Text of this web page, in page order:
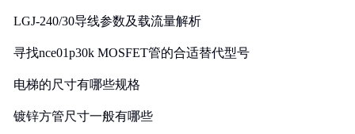
LGJ-240/30导线参数及载流量解析
寻找nce01p30k MOSFET管的合适替代型号
电梯的尺寸有哪些规格
镀锌方管尺寸一般有哪些